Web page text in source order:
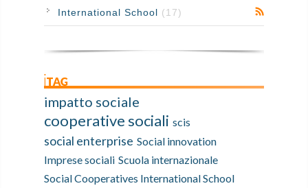
International School (17)
iTAG
impatto sociale
cooperative sociali scis
social enterprise Social innovation
Imprese sociali Scuola internazionale
Social Cooperatives International School